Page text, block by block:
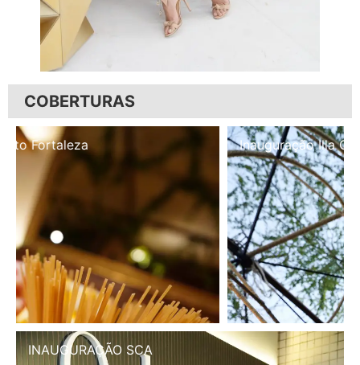
COBERTURAS
Inauguração Illa Café
INAUGURAÇÃO SCA